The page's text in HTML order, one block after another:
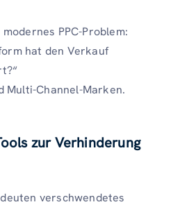
PPC-Problem:
hat den Verkauf
Multi-Channel-Marken.
zur Verhinderung
verschwendetes